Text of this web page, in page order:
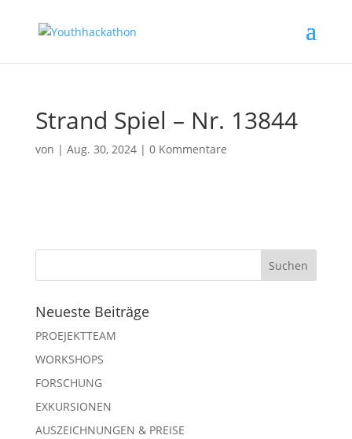
Strand Spiel – Nr. 13844
von | Aug. 30, 2024| 0 Kommentare
Neueste Beiträge
PROEJEKTTEAM
WORKSHOPS
FORSCHUNG
EXKURSIONEN
AUSZEICHNUNGEN & PREISE